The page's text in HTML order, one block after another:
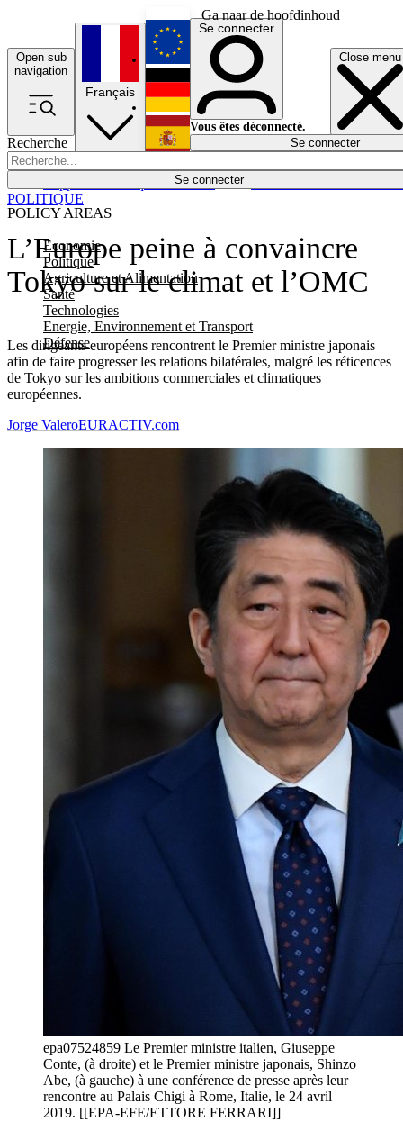
Ga naar de hoofdinhoud
Open sub
navigation
Close menu
Recherche
Se connecter
POLICY AREAS
Economie
Politique
Agriculture et Alimentation
Santé
Technologies
Energie, Environnement et Transport
Défense
Économie
Français
English
Deutsch
Español
Se connecter
Vous êtes déconnecté.
Se connecter
L’Europe peine à convaincre
Tokyo sur le climat et l’OMC
Les dirigeants européens rencontrent le Premier ministre japonais
afin de faire progresser les relations bilatérales, malgré les réticences
de Tokyo sur les ambitions commerciales et climatiques
européennes.
POLITIQUE
Jorge ValeroEURACTIV.com
epa07524859 Le Premier ministre italien, Giuseppe
Conte, (à droite) et le Premier ministre japonais, Shinzo
Abe, (à gauche) à une conférence de presse après leur
rencontre au Palais Chigi à Rome, Italie, le 24 avril
2019. [[EPA-EFE/ETTORE FERRARI]]